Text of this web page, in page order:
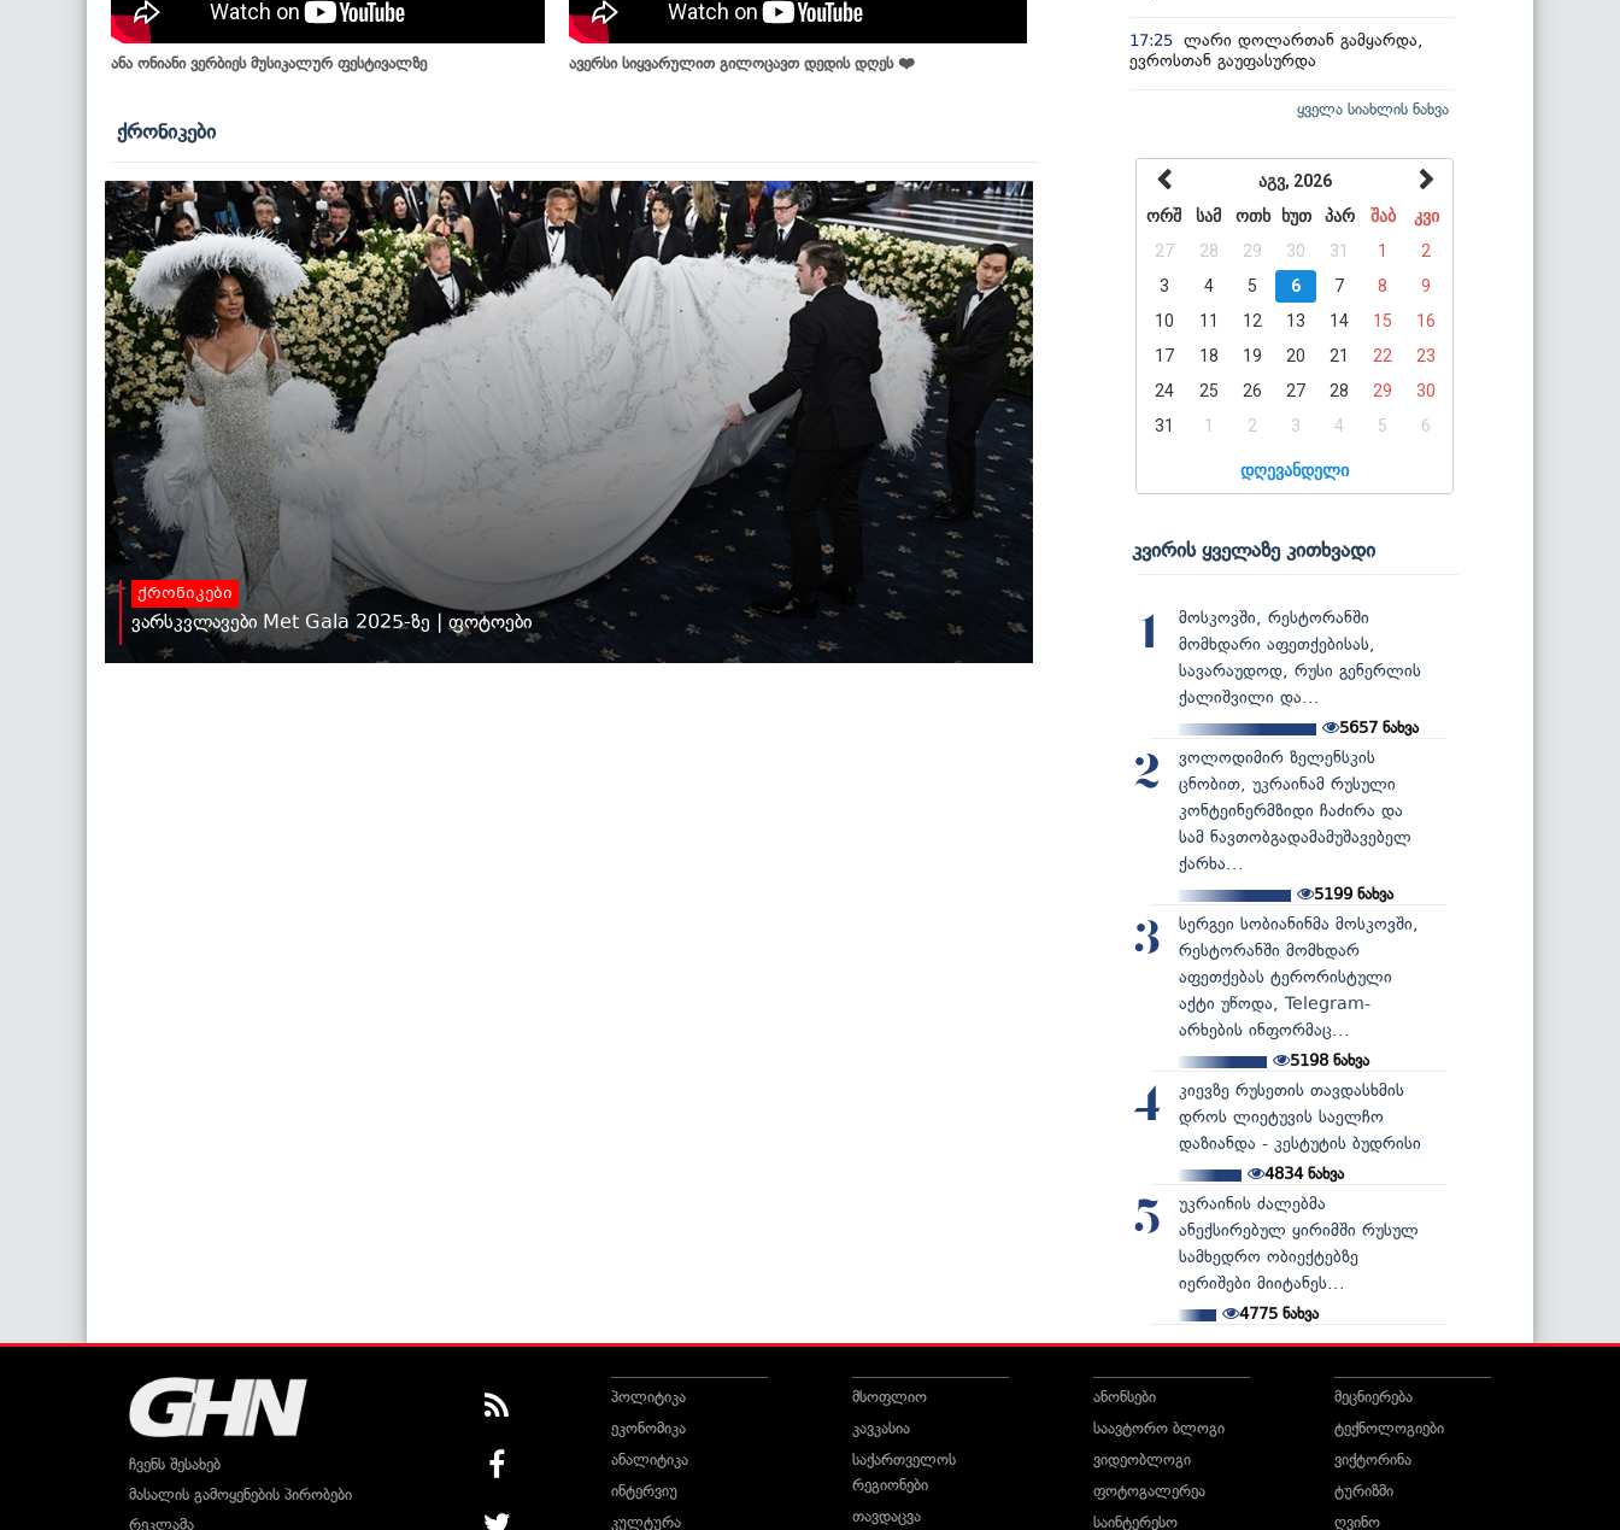
ანა ონიანი ვერბიეს მუსიკალურ ფესტივალზე ავერსი სიყვარულით გილოცავთ დედის დღეს ❤️
ქრონიკები
ქრონიკები
ვარსკვლავები Met Gala 2025-ზე | ფოტოები
17:25 ლარი დოლართან გამყარდა,
ევროსთან გაუფასურდა
ყველა სიახლის ნახვა
აგვ, 2026
ორშ
სამ ოთხ ხუთ პარ შაბ
კვი
27
28 29 30 31 1
2
3
4 5 6 7 8
9
10
11 12 13 14 15
16
17
18 19 20 21 22
23
24
25 26 27 28 29
30
31
1 2 3 4 5 6
დღევანდელი
კვირის ყველაზე კითხვადი
1
მოსკოვში, რესტორანში
მომხდარი აფეთქებისას,
სავარაუდოდ, რუსი გენერლის
ქალიშვილი და...
5657 ნახვა
2
ვოლოდიმირ ზელენსკის
ცნობით, უკრაინამ რუსული
კონტეინერმზიდი ჩაძირა და
სამ ნავთობგადამამუშავებელ
ქარხა...
5199 ნახვა
3
სერგეი სობიანინმა მოსკოვში,
რესტორანში მომხდარ
აფეთქებას ტერორისტული
აქტი უწოდა, Telegram-
არხების ინფორმაც...
5198ნახვა
4
კიევზე რუსეთის თავდასხმის
დროს ლიეტუვის საელჩო
დაზიანდა - კესტუტის ბუდრისი
4834ნახვა
5
უკრაინის ძალებმა
ანექსირებულ ყირიმში რუსულ
სამხედრო ობიექტებზე
იერიშები მიიტანეს...
4775 ნახვა
ჩვენს შესახებ
მასალის გამოყენების პირობები
რეკლამა
პოლიტიკა
ეკონომიკა
ანალიტიკა
ინტერვიუ
კულტურა
მსოფლიო
კავკასია
საქართველოს
რეგიონები
თავდაცვა
ანონსები
საავტორო ბლოგი
ვიდეობლოგი
ფოტოგალერეა
საინტერესო
მეცნიერება
ტექნოლოგიები
ვიქტორინა
ტურიზმი
ღვინო